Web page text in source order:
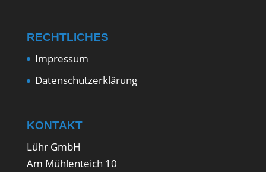
RECHTLICHES
Impressum
Datenschutzerklärung
KONTAKT
Lühr GmbH
Am Mühlenteich 10